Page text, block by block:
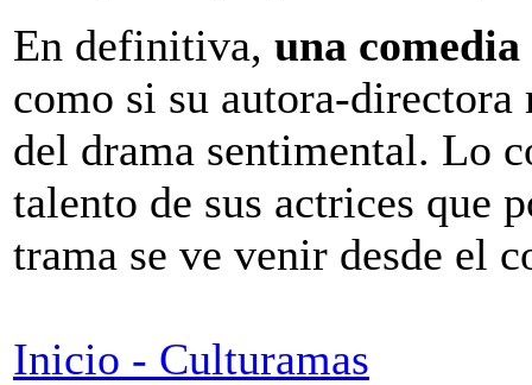
En definitiva, una
como si su autora-
del drama sentimental. Lo
talento de sus actrices que
trama se ve venir desde el
Inicio - Culturamas